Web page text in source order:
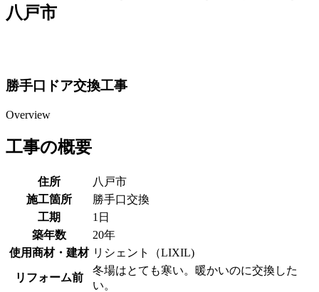
八戸市
勝手口ドア交換工事
Overview
工事の概要
住所
八戸市
施工箇所
勝手口交換
工期
1日
築年数
20年
使用商材・建材 リシェント（LIXIL)
リフォーム前
冬場はとても寒い。暖かいのに交換した
い。